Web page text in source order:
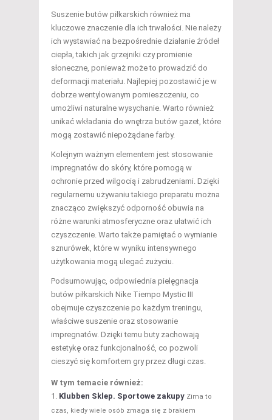
Suszenie butów piłkarskich również ma
kluczowe znaczenie dla ich trwałości. Nie należy
ich wystawiać na bezpośrednie działanie źródeł
ciepła, takich jak grzejniki czy promienie
słoneczne, ponieważ może to prowadzić do
deformacji materiału. Najlepiej pozostawić je w
dobrze wentylowanym pomieszczeniu, co
umożliwi naturalne wysychanie. Warto również
unikać wkładania do wnętrza butów gazet, które
mogą zostawić niepożądane farby.
Kolejnym ważnym elementem jest stosowanie
impregnatów do skóry, które pomogą w
ochronie przed wilgocią i zabrudzeniami. Dzięki
regularnemu używaniu takiego preparatu można
znacząco zwiększyć odporność obuwia na
różne warunki atmosferyczne oraz ułatwić ich
czyszczenie. Warto także pamiętać o wymianie
sznurówek, które w wyniku intensywnego
użytkowania mogą ulegać zużyciu.
Podsumowując, odpowiednia pielęgnacja
butów piłkarskich Nike Tiempo Mystic III
obejmuje czyszczenie po każdym treningu,
właściwe suszenie oraz stosowanie
impregnatów. Dzięki temu buty zachowają
estetykę oraz funkcjonalność, co pozwoli
cieszyć się komfortem gry przez długi czas.
W tym temacie również:
Klubben Sklep. Sportowe zakupy Zima to
czas, kiedy wiele osób zmaga się z brakiem